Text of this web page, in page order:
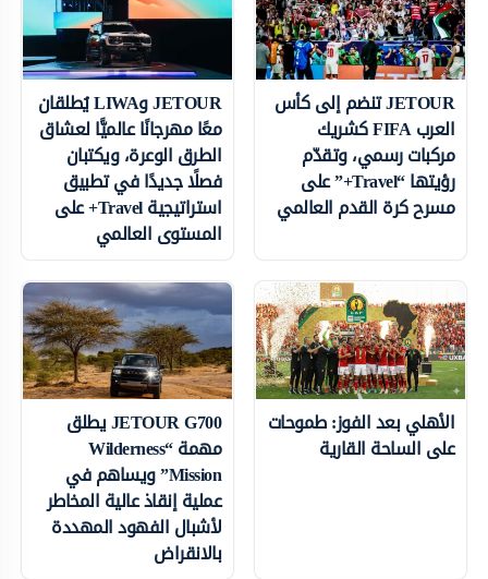
JETOUR تنضم إلى كأس
العرب FIFA كشريك
مركبات رسمي، وتقدّم
رؤيتها “Travel+” على
مسرح كرة القدم العالمي
JETOUR وLIWA يُطلقان
معًا مهرجانًا عالميًّا لعشاق
الطرق الوعرة، ويكتبان
فصلًا جديدًا في تطبيق
استراتيجية Travel+ على
المستوى العالمي
الأهلي بعد الفوز: طموحات
على الساحة القارية
JETOUR G700 يطلق
مهمة “Wilderness
Mission” ويساهم في
عملية إنقاذ عالية المخاطر
لأشبال الفهود المهددة
بالانقراض